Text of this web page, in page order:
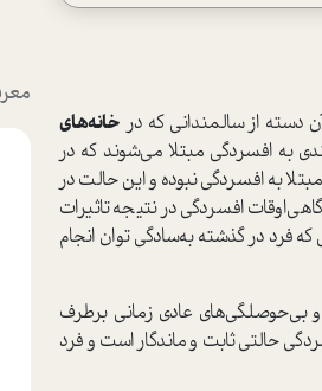
دسته از سالمندانی که در خانه‌های
به افسردگی مبتلا می‌شوند که در
به افسردگی نبوده و این حالت در
افسردگی در نتیجه تاثیرات
که فرد در گذشته به‌سادگی توان انجام
و بی‌حوصلگی‌های عادی زمانی برطرف
حالتی ثابت و ماندگار است و فرد